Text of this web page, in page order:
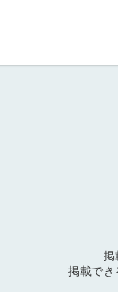
掲
掲載でき